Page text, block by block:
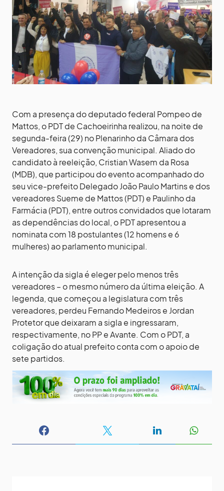
Com a presença do deputado federal Pompeo de
Mattos, o PDT de Cachoeirinha realizou, na noite de
segunda-feira (29) no Plenarinho da Câmara dos
Vereadores, sua convenção municipal. Aliado do
candidato à reeleição, Cristian Wasem da Rosa
(MDB), que participou do evento acompanhado do
seu vice-prefeito Delegado João Paulo Martins e dos
vereadores Sueme de Mattos (PDT) e Paulinho da
Farmácia (PDT), entre outros convidados que lotaram
as dependências do local, o PDT apresentou a
nominata com 18 postulantes (12 homens e 6
mulheres) ao parlamento municipal.
A intenção da sigla é eleger pelo menos três
vereadores – o mesmo número da última eleição. A
legenda, que começou a legislatura com três
vereadores, perdeu Fernando Medeiros e Jordan
Protetor que deixaram a sigla e ingressaram,
respectivamente, no PP e Avante. Com o PDT, a
coligação do atual prefeito conta com o apoio de
sete partidos.